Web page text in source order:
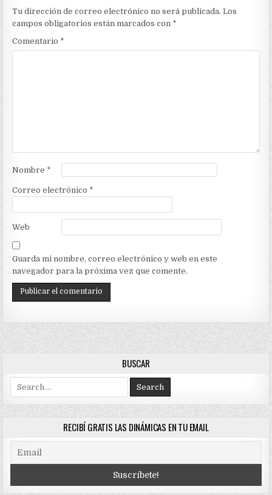
Tu dirección de correo electrónico no será publicada. Los
campos obligatorios están marcados con *
Comentario *
Nombre *
Correo electrónico *
Web
Guarda mi nombre, correo electrónico y web en este
navegador para la próxima vez que comente.
BUSCAR
for:
RECIBÍ GRATIS LAS DINÁMICAS EN TU EMAIL